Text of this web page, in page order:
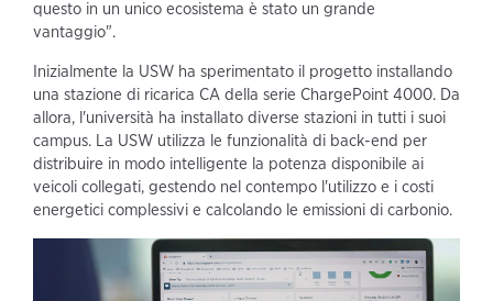
questo in un unico ecosistema è stato un grande
vantaggio".
Inizialmente la USW ha sperimentato il progetto installando
una stazione di ricarica CA della serie ChargePoint 4000. Da
allora, l'università ha installato diverse stazioni in tutti i suoi
campus. La USW utilizza le funzionalità di back-end per
distribuire in modo intelligente la potenza disponibile ai
veicoli collegati, gestendo nel contempo l'utilizzo e i costi
energetici complessivi e calcolando le emissioni di carbonio.